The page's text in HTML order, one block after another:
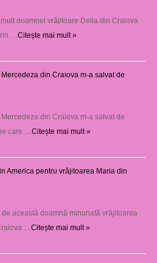
doamnei vrăjitoare Delia din Craiova
… Citește mai mult »
din Craiova m-a salvat de
din Craiova m-a salvat de
care … Citește mai mult »
America pentru vrăjitoarea Maria din
această doamnă minunată vrăjitoarea
… Citește mai mult »